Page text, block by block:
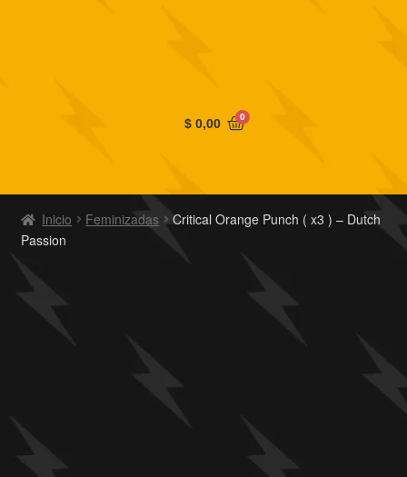
$0,00 0
Inicio Feminizadas
Critical Orange Punch ( x3 ) – Dutch
Passion